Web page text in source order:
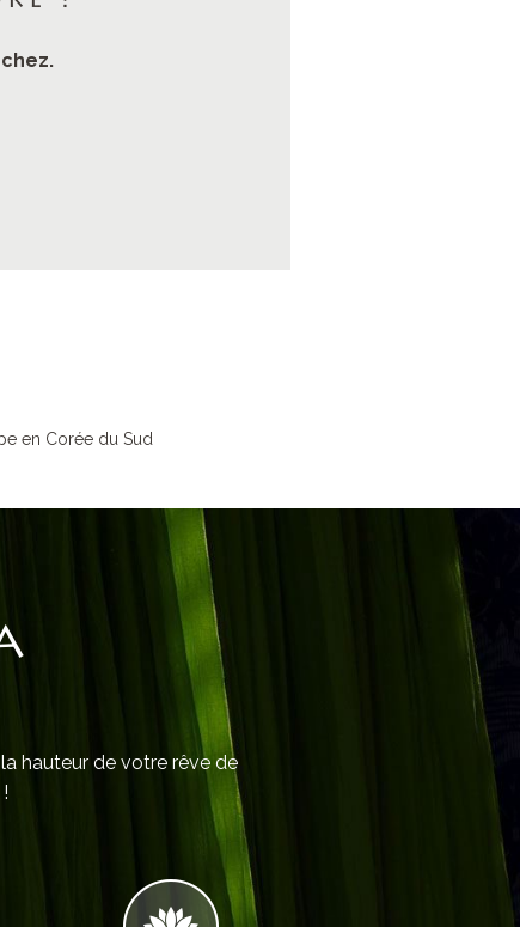
en Corée du Sud
hauteur de votre rêve de